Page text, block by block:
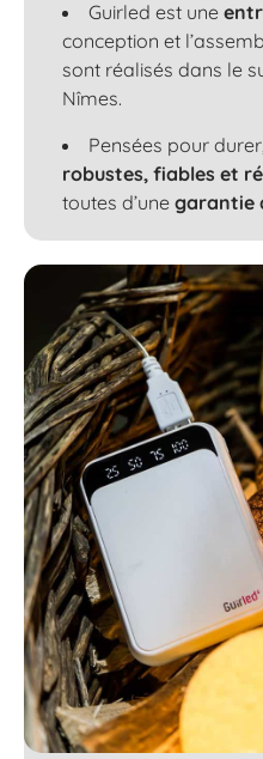
Guirled est une
conception et
sont réalisés dans le
Nîmes.
Pensées pour
robustes, fiables et
toutes d’une garantie